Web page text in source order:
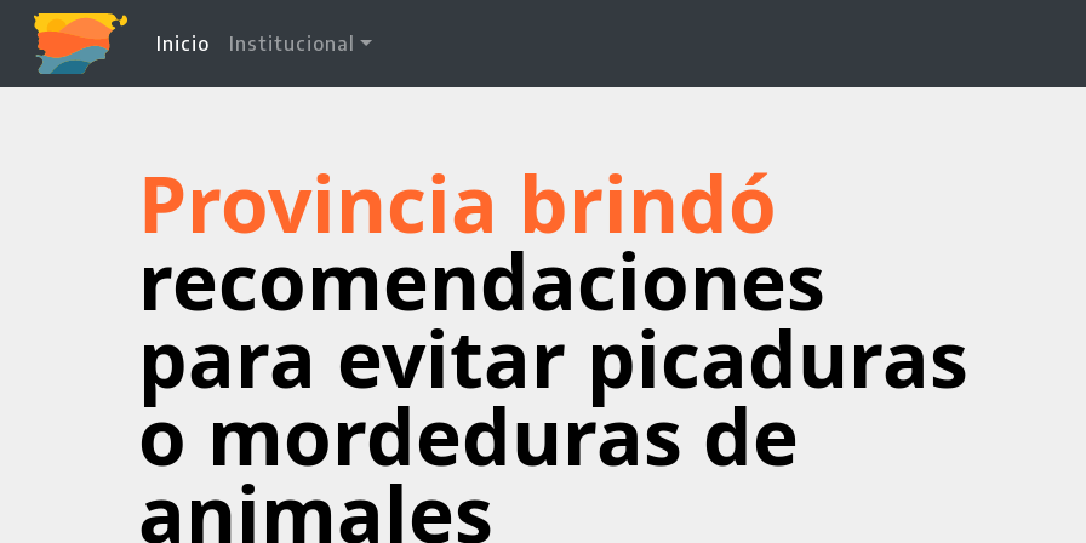
Inicio (current)
Institucional
Provincia brindó
recomendaciones
para evitar picaduras
o mordeduras de
animales